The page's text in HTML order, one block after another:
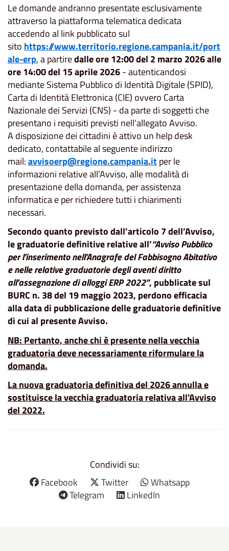
Le domande andranno presentate esclusivamente
attraverso la piattaforma telematica dedicata
accedendo al link pubblicato sul
sito https://www.territorio.regione.campania.it/port
ale-erp, a partiredalle ore 12:00 del 2 marzo 2026 alle
ore 14:00 del 15 aprile 2026- autenticandosi
mediante Sistema Pubblico di Identità Digitale (SPID),
Carta di Identità Elettronica (CIE) ovvero Carta
Nazionale dei Servizi (CNS) - da parte di soggetti che
presentano i requisiti previsti nell’allegato Avviso.
A disposizione dei cittadini è attivo un help desk
dedicato, contattabile al seguente indirizzo
mail:avvisoerp@regione.campania.itper le
informazioni relative all’Avviso, alle modalità di
presentazione della domanda, per assistenza
informatica e per richiedere tutti i chiarimenti
necessari.
Secondo quanto previsto dall’articolo 7 dell’Avviso,
le graduatorie definitive relative all’“Avviso Pubblico
per l’inserimento nell’Anagrafe del Fabbisogno Abitativo
e nelle relative graduatorie degli aventi diritto
all’assegnazione di alloggi ERP 2022”, pubblicate sul
BURC n. 38 del 19 maggio 2023, perdono efficacia
alla data di pubblicazione delle graduatorie definitive
di cui al presente Avviso.
NB: Pertanto, anche chi è presente nella vecchia
graduatoria deve necessariamente riformulare la
domanda.
La nuova graduatoria definitiva del 2026 annulla e
sostituisce la vecchia graduatoria relativa all'Avviso
del 2022.
Condividi su:
Facebook
Twitter
Whatsapp
Telegram
LinkedIn